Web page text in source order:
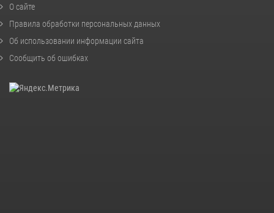
О сайте
Правила обработки персональных данных
Об использовании информации сайта
Сообщить об ошибках